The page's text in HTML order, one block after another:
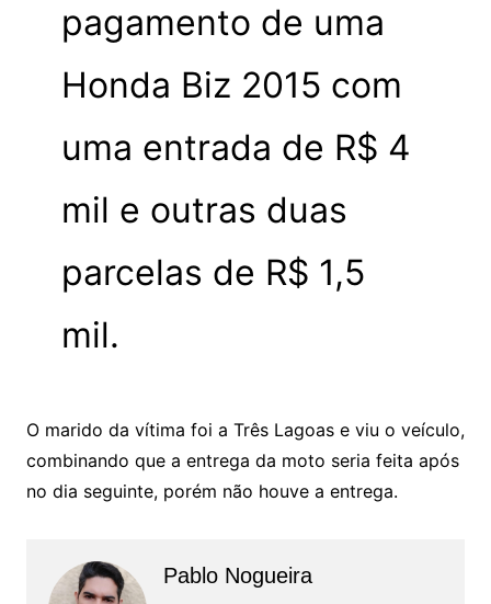
pagamento de uma
Honda Biz 2015 com
uma entrada de R$ 4
mil e outras duas
parcelas de R$ 1,5
mil.
O marido da vítima foi a Três Lagoas e viu o veículo,
combinando que a entrega da moto seria feita após
no dia seguinte, porém não houve a entrega.
Pablo Nogueira